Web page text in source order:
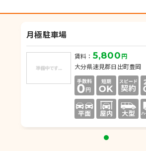
月極駐車場
賃料： 5,800円
大分県速見郡日出町豊岡